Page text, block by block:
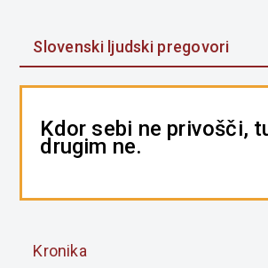
Slovenski ljudski pregovori
Kdor sebi ne privošči,
drugim ne.
Kronika